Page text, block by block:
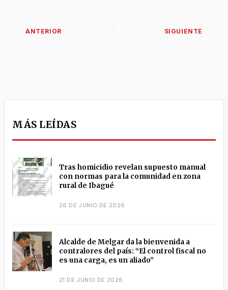
MÁS LEÍDAS
Tras homicidio revelan supuesto manual
con normas para la comunidad en zona
rural de Ibagué
26 DE JUNIO DE 2026
Alcalde de Melgar da la bienvenida a
contralores del país: “El control fiscal no
es una carga, es un aliado”
21 DE JUNIO DE 2026